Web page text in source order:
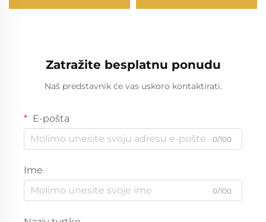
godina/Božić Hrana za
barbecue krumpire
Zatražite besplatnu ponudu
Naš predstavnik će vas uskoro kontaktirati.
E-pošta
0/100
Ime
0/100